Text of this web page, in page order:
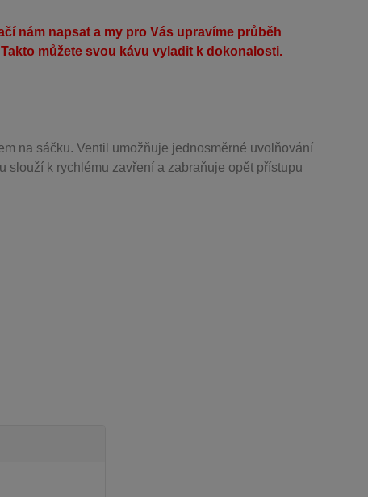
nám napsat a my pro Vás upravíme průběh
můžete svou kávu vyladit k dokonalosti.
na sáčku. Ventil umožňuje jednosměrné uvolňování
slouží k rychlému zavření a zabraňuje opět přístupu